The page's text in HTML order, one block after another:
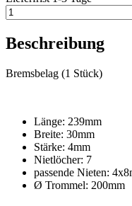
Beschreibung
Bremsbelag (1 Stück)
Länge: 239mm
Breite: 30mm
Stärke: 4mm
Nietlöcher: 7
passende Nieten:
Ø Trommel: 200mm